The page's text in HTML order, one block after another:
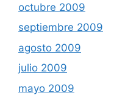
octubre 2009
septiembre 2009
agosto 2009
julio 2009
mayo 2009